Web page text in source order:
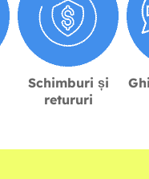
Schimburi și
retururi